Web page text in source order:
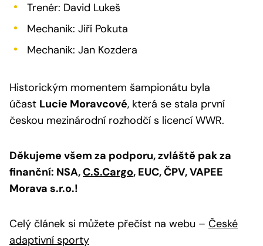
Trenér: David Lukeš
Mechanik: Jiří Pokuta
Mechanik: Jan Kozdera
Historickým momentem šampionátu byla
účast Lucie Moravcové, která se stala první
českou mezinárodní rozhodčí s licencí WWR.
Děkujeme všem za podporu, zvláště pak za
finanční: NSA,C.S.Cargo, EUC, ČPV, VAPEE
Morava s.r.o.!
Celý článek si můžete přečíst na webu – České
adaptivní sporty